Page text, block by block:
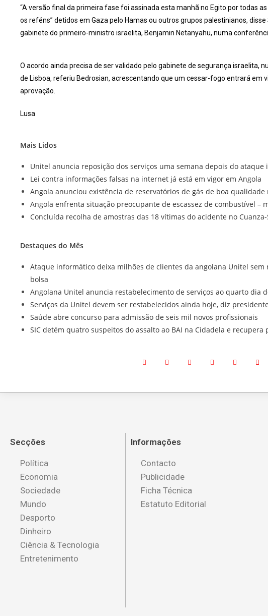
“A versão final da primeira fase foi assinada esta manhã no Egito por todas
os reféns” detidos em Gaza pelo Hamas ou outros grupos palestinianos,
gabinete do primeiro-ministro israelita, Benjamin Netanyahu, numa
O acordo ainda precisa de ser validado pelo gabinete de segurança israelita,
de Lisboa, referiu Bedrosian, acrescentando que um cessar-fogo entrará em
aprovação.
Lusa
Mais Lidos
Unitel anuncia reposição dos serviços uma semana depois do ataque
Lei contra informações falsas na internet já está em vigor em Angola
Angola anunciou existência de reservatórios de gás de boa qualidade
Angola enfrenta situação preocupante de escassez de combustível –
Concluída recolha de amostras das 18 vítimas do acidente no Cuanza-
Destaques do Mês
Ataque informático deixa milhões de clientes da angolana Unitel sem
bolsa
Angolana Unitel anuncia restabelecimento de serviços ao quarto dia
Serviços da Unitel devem ser restabelecidos ainda hoje, diz presidente
Saúde abre concurso para admissão de seis mil novos profissionais
SIC detém quatro suspeitos do assalto ao BAI na Cidadela e
Secções
Política
Economia
Sociedade
Mundo
Desporto
Dinheiro
Ciência & Tecnologia
Entretenimento
Informações
Contacto
Publicidade
Ficha Técnica
Estatuto Editorial